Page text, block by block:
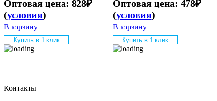
Оптовая цена: 828₽
(условия)
В корзину
Купить в 1 клик
Оптовая цена: 478₽
(условия)
В корзину
Купить в 1 клик
Контакты